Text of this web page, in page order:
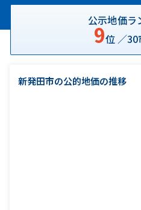
公示地価ラ
9位 ／30
新発田市の公的地価の推移